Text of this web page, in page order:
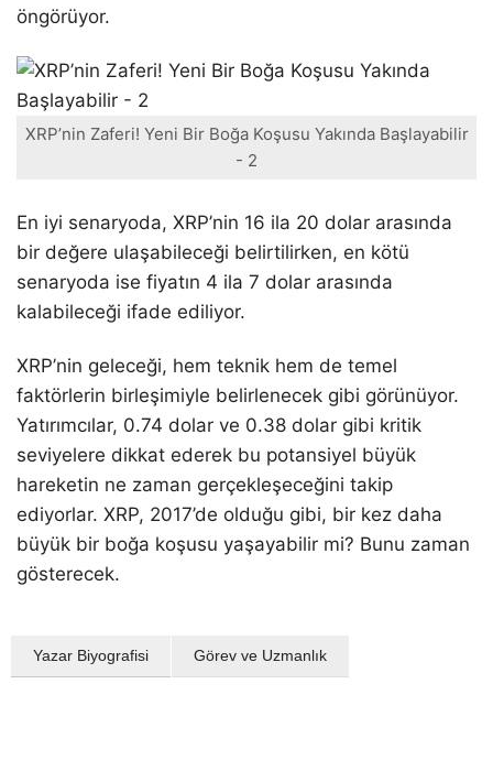
öngörüyor.
XRP’nin Zaferi! Yeni Bir Boğa Koşusu Yakında Başlayabilir
- 2
En iyi senaryoda, XRP’nin 16 ila 20 dolar arasında
bir değere ulaşabileceği belirtilirken, en kötü
senaryoda ise fiyatın 4 ila 7 dolar arasında
kalabileceği ifade ediliyor.
XRP’nin geleceği, hem teknik hem de temel
faktörlerin birleşimiyle belirlenecek gibi görünüyor.
Yatırımcılar, 0.74 dolar ve 0.38 dolar gibi kritik
seviyelere dikkat ederek bu potansiyel büyük
hareketin ne zaman gerçekleşeceğini takip
ediyorlar. XRP, 2017’de olduğu gibi, bir kez daha
büyük bir boğa koşusu yaşayabilir mi? Bunu zaman
gösterecek.
Yazar Biyografisi Görev ve Uzmanlık